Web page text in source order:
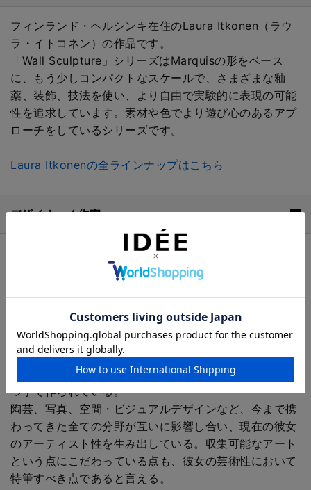
フィンランド・ヘルシンキ在住のLaura Itkonen（ラウ
ラ・イトコネン）の作品です。
「Wall Sculpture」シリーズはMarquisの形をベース
に、もう少しコンパクトなスケールで、さまざまな釉
薬、装飾、技法を使い、より自由で実験的に表現の可能
性を追求しています。素材や色でより遊び心のあるアプ
ローチをしているシリーズです。
Laura Itkonenの全ラインナップはこちら
デザイナー / 作家
Laura Itkonen（ラウラ・イトコネン）
ヘルシンキを拠点に活動するアーティスト・デザイナ
などが充実していた環境で育つ。
彼女の彫刻的、そして建築的なアプローチでもある作品
は、アートとデザインの狭間を行き来しながら、細部ま
で慎重にデザインされ、ヘルシンキのスタジオで一つづ
つ手で作られている。
陶芸、写真、空間・ビジュアルデザインなど、今まで携
わってきた全ての分野が互いに影響し合い、現在の彼女
のアーティスト性を生み出している。収集可能なアート
という点にこだわっている点も、彼女の芸術性において
特筆すべき点であると言える。